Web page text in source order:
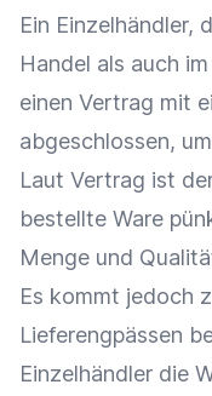
Ein Einzelhändler,
Handel als auch im
einen Vertrag mit
abgeschlossen,
Laut Vertrag ist
bestellte Ware
Menge und
Es kommt jedoch
Lieferengpässen
Einzelhändler die